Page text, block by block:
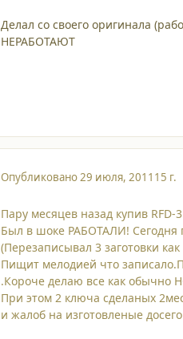
Делал со своего оригинала
НЕРАБОТАЮТ
Опубликовано29 июля, 2011 15 г.
Пару месяцев назад купив RFD-
Был в шоке РАБОТАЛИ! Сегодня
(Перезаписывал 3 заготовки
Пищит мелодией что
.Короче делаю все как обычно
При этом 2 ключа сделаных
и жалоб на изготовленые